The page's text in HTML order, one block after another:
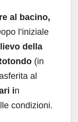
al bacino,
l’iniziale
della
(in
al
in
condizioni.